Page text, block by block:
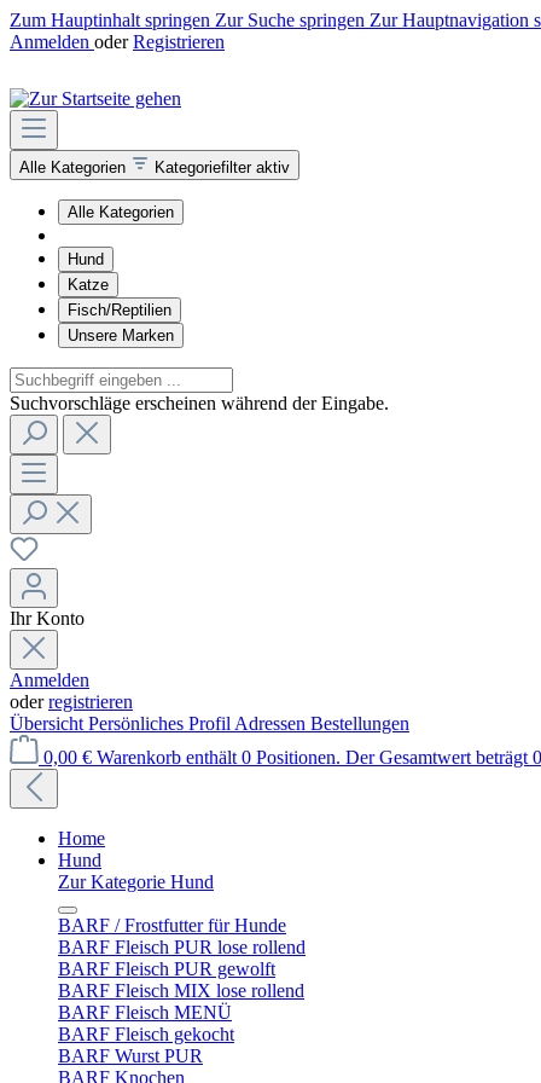
Zum Hauptinhalt springen Zur Suche springen Zur Hauptnavigation
Anmelden oder Registrieren
Alle Kategorien Kategoriefilter aktiv
Alle Kategorien
Hund
Katze
Fisch/Reptilien
Unsere Marken
Suchvorschläge erscheinen während der Eingabe.
Ihr Konto
Anmelden
oderregistrieren
Übersicht Persönliches Profil Adressen Bestellungen
0,00 € Warenkorb enthält 0 Positionen. Der Gesamtwert beträgt
Home
Hund
Zur Kategorie Hund
BARF / Frostfutter für Hunde
BARF Fleisch PUR lose rollend
BARF Fleisch PUR gewolft
BARF Fleisch MIX lose rollend
BARF Fleisch MENÜ
BARF Fleisch gekocht
BARF Wurst PUR
BARF Knochen